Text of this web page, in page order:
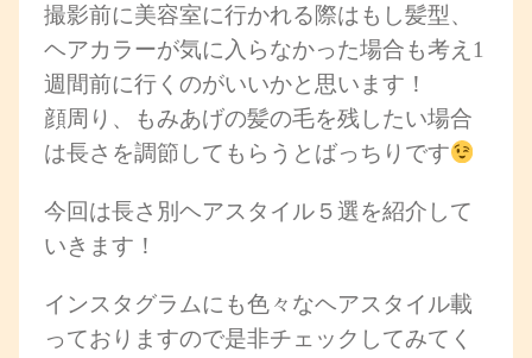
撮影前に美容室に行かれる際はもし髪型、
ヘアカラーが気に入らなかった場合も考え1
週間前に行くのがいいかと思います！
顔周り、もみあげの髪の毛を残したい場合
は長さを調節してもらうとばっちりです
今回は長さ別ヘアスタイル５選を紹介して
いきます！
インスタグラムにも色々なヘアスタイル載
っておりますので是非チェックしてみてく